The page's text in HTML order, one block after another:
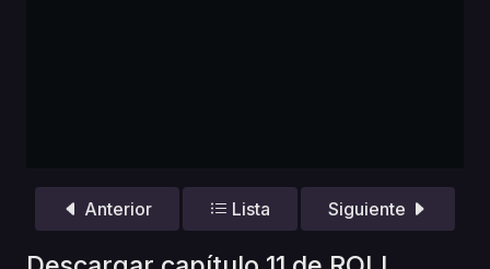
Anterior Lista Siguiente